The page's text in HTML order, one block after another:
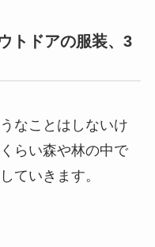
トドアの服装、3
なことはしないけ
らい森や林の中で
ていきます。